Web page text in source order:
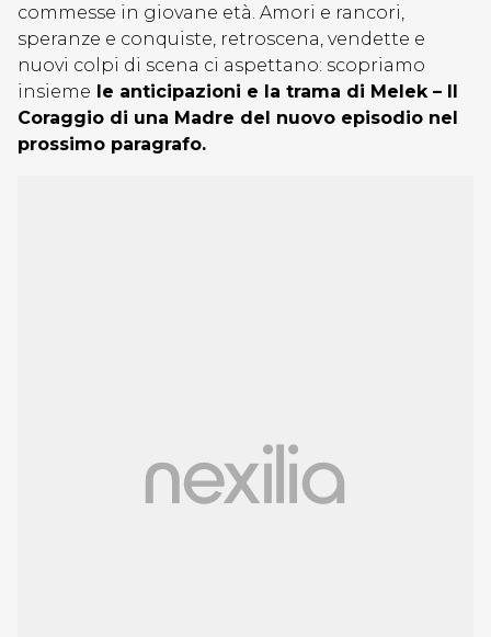
commesse in giovane età. Amori e rancori,
speranze e conquiste, retroscena, vendette e
nuovi colpi di scena ci aspettano: scopriamo
insieme le anticipazioni e la trama di Melek – Il
Coraggio di una Madre del nuovo episodio nel
prossimo paragrafo.